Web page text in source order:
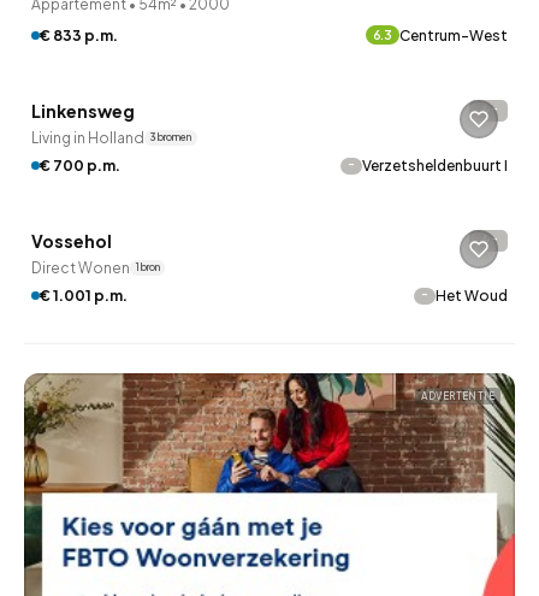
Appartement • 54m² • 2000
€ 833 p.m.
6.3 Centrum-West
QUICKLANE™
Linkensweg -
Living in Holland 3 bronnen
€ 700 p.m. - Verzetsheldenbuurt I
Betaald reageren
Vossehol -
Direct Wonen 1 bron
€ 1.001 p.m. - Het Woud
ADVERTENTIE